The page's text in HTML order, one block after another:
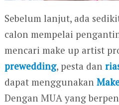
Sebelum lanjut, ada
calon mempelai
mencari make up artist
prewedding, pesta dan
dapat menggunakan
Dengan MUA yang